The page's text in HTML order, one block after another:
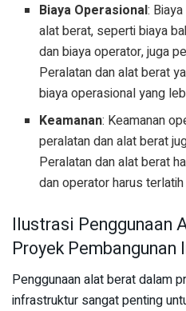
Biaya Operasional:
alat berat, seperti biaya
dan biaya operator, juga
Peralatan dan alat berat
biaya operasional yang
Keamanan: Keamanan
peralatan dan alat berat
Peralatan dan alat berat
dan operator harus
Ilustrasi Penggunaan
Proyek
Penggunaan alat berat dalam
infrastruktur sangat penting